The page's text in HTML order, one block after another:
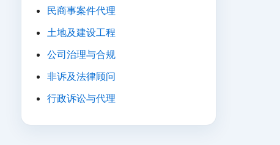
民商事案件代理
土地及建设工程
公司治理与合规
非诉及法律顾问
行政诉讼与代理